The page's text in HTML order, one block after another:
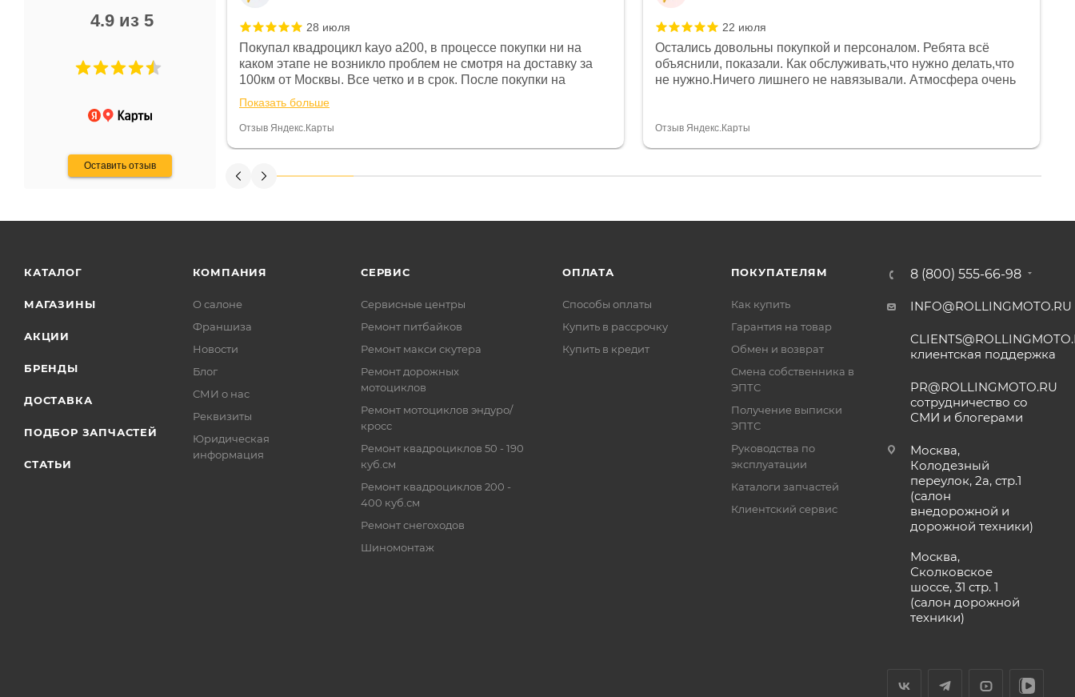
4.9 из 5
Оставить отзыв
Не понравились условия
и дают только на год)
28 июля
Покупал квадроцикл kayo a200, в процессе покупки ни на
каком этапе не возникло проблем не смотря на доставку за
100км от Москвы. Все четко и в срок. После покупки на
спидометре всегда был 0, при этом представители магазина
постоянно были на связи и в итоге проблема была решена.
Считаю, что это говорит о небезразличии к клиенту после
Показать больше
Отзыв Яндекс.Карты
22 июля
Остались довольны покупкой и персоналом. Ребята всё
объяснили, показали. Как обслуживать,что нужно делать,что
не нужно.Ничего лишнего не навязывали. Атмосфера очень
огромное спасибо Дмитрию, за клиентоориентированность и
Отзыв Яндекс.Карты
КАТАЛОГ
МАГАЗИНЫ
АКЦИИ
БРЕНДЫ
ДОСТАВКА
ПОДБОР ЗАПЧАСТЕЙ
СТАТЬИ
КОМПАНИЯ
О салоне
Франшиза
Новости
Блог
СМИ о нас
Реквизиты
Юридическая
информация
СЕРВИС
Сервисные центры
Ремонт питбайков
Ремонт макси скутера
Ремонт дорожных
мотоциклов
Ремонт мотоциклов эндуро/
кросс
Ремонт квадроциклов 50 - 190
куб.см
Ремонт квадроциклов 200 -
400 куб.см
Ремонт снегоходов
Шиномонтаж
ОПЛАТА
Способы оплаты
Купить в рассрочку
Купить в кредит
ПОКУПАТЕЛЯМ
Как купить
Гарантия на товар
Обмен и возврат
Смена собственника в
ЭПТС
Получение выписки
ЭПТС
Руководства по
эксплуатации
Каталоги запчастей
Клиентский сервис
8 (800) 555-66-98
INFO@ROLLINGMOTO.RU
клиентская поддержка
PR@ROLLINGMOTO.RU
сотрудничество со
СМИ и блогерами
Москва,
Колодезный
переулок, 2а, стр.1
(салон
внедорожной и
дорожной техники)
Москва,
Сколковское
шоссе, 31 стр. 1
(салон дорожной
техники)